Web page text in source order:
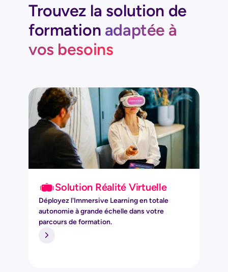
Trouvez la solution de
formation adaptée à
vos besoins
Solution Réalité Virtuelle
Déployez l'Immersive Learning en totale
autonomie à grande échelle dans votre
parcours de formation.